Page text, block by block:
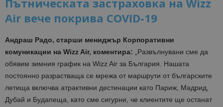
Пътническата застраховка на Wizz
Air вече покрива COVID-19
Андраш Радо, старши мениджър Корпоративни
комуникации на Wizz Air, коментира: „Развълнувани сме да
обявим зимния график на Wizz Air за България. Нашата
постоянно разрастваща се мрежа от маршрути от българските
летища включва атрактивни дестинации като Париж, Мадрид,
Дубай и Будапеща, като сме сигурни, че клиентите ще останат